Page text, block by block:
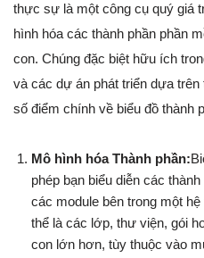
thực sự là một công cụ quý giá
hình hóa các thành phần phần
con. Chúng đặc biệt hữu ích
và các dự án phát triển dựa
số điểm chính về biểu đồ thành
Mô hình hóa Thành phần:
phép bạn biểu diễn các
các module bên trong một
thể là các lớp, thư viện, gói
con lớn hơn, tùy thuộc vào